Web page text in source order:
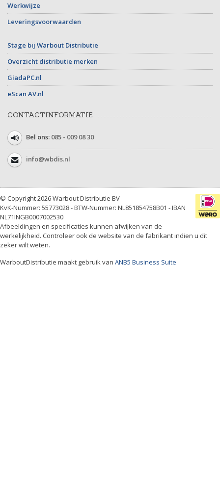
Werkwijze
Leveringsvoorwaarden
Stage bij Warbout Distributie
Overzicht distributie merken
GiadaPC.nl
eScan AV.nl
CONTACTINFORMATIE
Bel ons: 085 - 009 08 30
info@wbdis.nl
© Copyright 2026 Warbout Distributie BV
KvK-Nummer: 55773028 - BTW-Nummer: NL851854758B01 - IBAN
NL71INGB0007002530
Afbeeldingen en specificaties kunnen afwijken van de
werkelijkheid. Controleer ook de website van de fabrikant indien u dit
zeker wilt weten.
WarboutDistributie maakt gebruik van ANB5 Business Suite